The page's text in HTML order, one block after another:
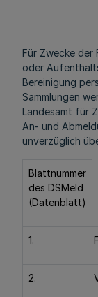
Für Zwecke der
oder
Bereinigung
Sammlungen
Landesamt für
An- und
unverzüglich
Blattnummer
des DSMeld
(Datenblatt)
1.
2.